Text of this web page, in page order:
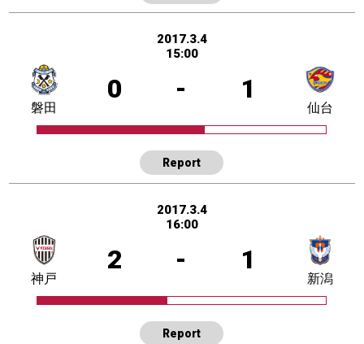
2017.3.4
15:00
0 - 1
磐田 仙台
Report
2017.3.4
16:00
2 - 1
神戸 新潟
Report